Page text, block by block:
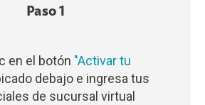
Paso 1
en el botón "Activar tu
debajo e ingresa tus
de sucursal virtual